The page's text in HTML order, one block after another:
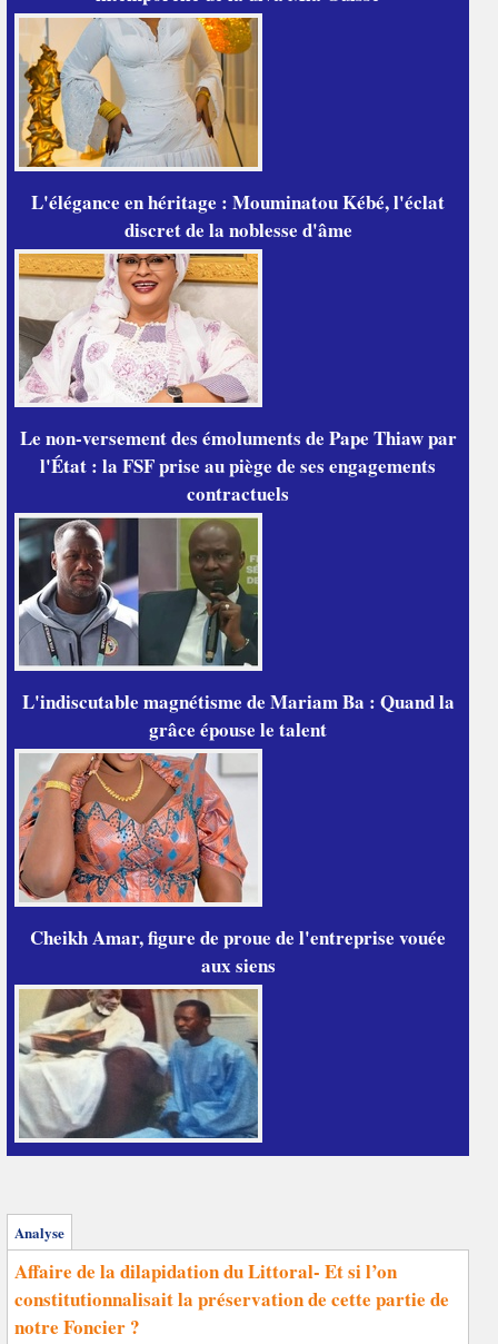
L'élégance en héritage : Mouminatou Kébé, l'éclat
discret de la noblesse d'âme
Le non-versement des émoluments de Pape Thiaw par
l'État : la FSF prise au piège de ses engagements
contractuels
L'indiscutable magnétisme de Mariam Ba : Quand la
grâce épouse le talent
Cheikh Amar, figure de proue de l'entreprise vouée
aux siens
Analyse
Affaire de la dilapidation du Littoral- Et si l’on
constitutionnalisait la préservation de cette partie de
notre Foncier ?